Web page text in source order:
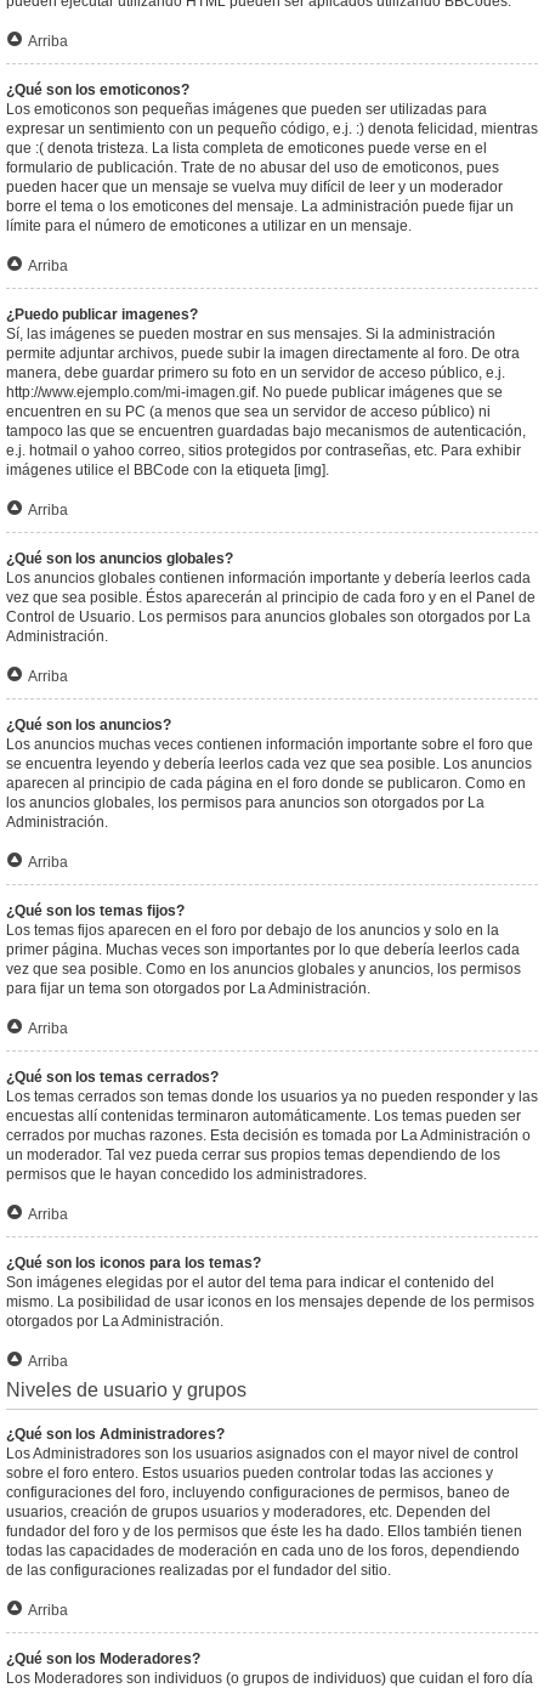
Arriba
¿Qué son los emoticonos?
Los emoticonos son pequeñas imágenes que pueden ser utilizadas para
expresar un sentimiento con un pequeño código, e.j. :) denota felicidad, mientras
que :( denota tristeza. La lista completa de emoticones puede verse en el
formulario de publicación. Trate de no abusar del uso de emoticonos, pues
pueden hacer que un mensaje se vuelva muy difícil de leer y un moderador
borre el tema o los emoticones del mensaje. La administración puede fijar un
límite para el número de emoticones a utilizar en un mensaje.
Arriba
¿Puedo publicar imagenes?
Sí, las imágenes se pueden mostrar en sus mensajes. Si la administración
permite adjuntar archivos, puede subir la imagen directamente al foro. De otra
manera, debe guardar primero su foto en un servidor de acceso público, e.j.
http://www.ejemplo.com/mi-imagen.gif. No puede publicar imágenes que se
encuentren en su PC (a menos que sea un servidor de acceso público) ni
tampoco las que se encuentren guardadas bajo mecanismos de autenticación,
e.j. hotmail o yahoo correo, sitios protegidos por contraseñas, etc. Para exhibir
imágenes utilice el BBCode con la etiqueta [img].
Arriba
¿Qué son los anuncios globales?
Los anuncios globales contienen información importante y debería leerlos cada
vez que sea posible. Éstos aparecerán al principio de cada foro y en el Panel de
Control de Usuario. Los permisos para anuncios globales son otorgados por La
Administración.
Arriba
¿Qué son los anuncios?
Los anuncios muchas veces contienen información importante sobre el foro que
se encuentra leyendo y debería leerlos cada vez que sea posible. Los anuncios
aparecen al principio de cada página en el foro donde se publicaron. Como en
los anuncios globales, los permisos para anuncios son otorgados por La
Administración.
Arriba
¿Qué son los temas fijos?
Los temas fijos aparecen en el foro por debajo de los anuncios y solo en la
primer página. Muchas veces son importantes por lo que debería leerlos cada
vez que sea posible. Como en los anuncios globales y anuncios, los permisos
para fijar un tema son otorgados por La Administración.
Arriba
¿Qué son los temas cerrados?
Los temas cerrados son temas donde los usuarios ya no pueden responder y las
encuestas allí contenidas terminaron automáticamente. Los temas pueden ser
cerrados por muchas razones. Esta decisión es tomada por La Administración o
un moderador. Tal vez pueda cerrar sus propios temas dependiendo de los
permisos que le hayan concedido los administradores.
Arriba
¿Qué son los iconos para los temas?
Son imágenes elegidas por el autor del tema para indicar el contenido del
mismo. La posibilidad de usar iconos en los mensajes depende de los permisos
otorgados por La Administración.
Arriba
Niveles de usuario y grupos
¿Qué son los Administradores?
Los Administradores son los usuarios asignados con el mayor nivel de control
sobre el foro entero. Estos usuarios pueden controlar todas las acciones y
configuraciones del foro, incluyendo configuraciones de permisos, baneo de
usuarios, creación de grupos usuarios y moderadores, etc. Dependen del
fundador del foro y de los permisos que éste les ha dado. Ellos también tienen
todas las capacidades de moderación en cada uno de los foros, dependiendo
de las configuraciones realizadas por el fundador del sitio.
Arriba
¿Qué son los Moderadores?
Los Moderadores son individuos (o grupos de individuos) que cuidan el foro día